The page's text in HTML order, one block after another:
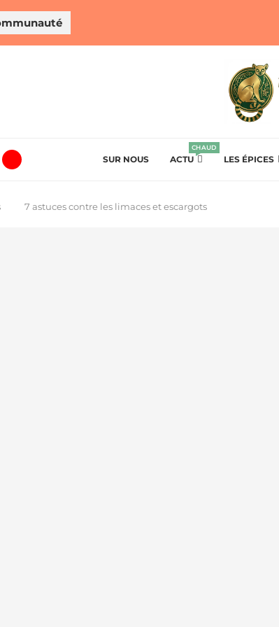
SUR NOUS ACTU
CHAUD
LES ÉPICES
7 astuces contre les limaces et escargots